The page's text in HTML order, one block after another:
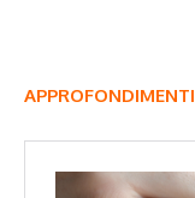
APPROFONDIMENTI